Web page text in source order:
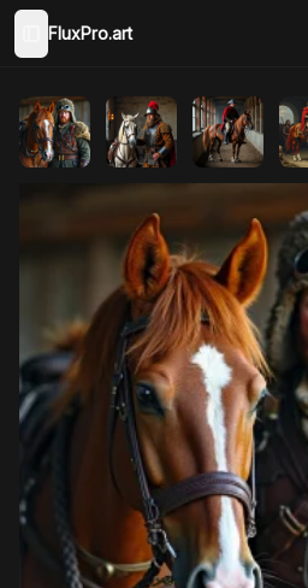
Toggle Sidebar
FluxPro.art